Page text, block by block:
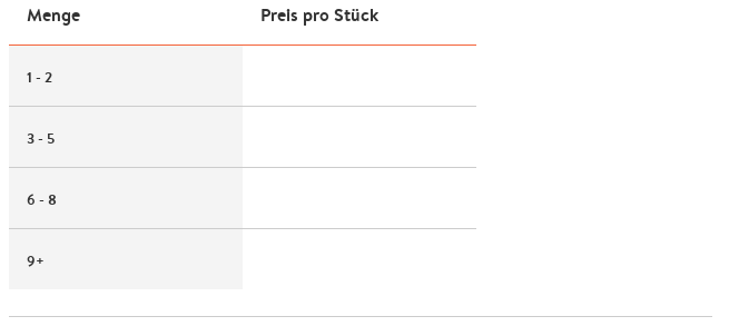
Menge Preis pro Stück
1 - 2
3 - 5
6 - 8
9+